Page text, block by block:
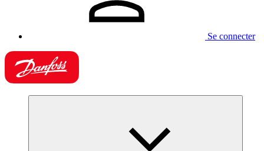
Se connecter